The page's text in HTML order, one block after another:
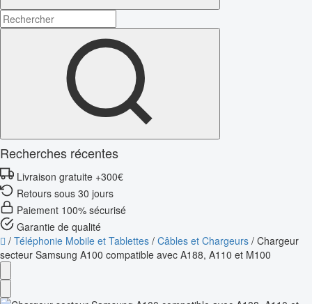
Recherches récentes
Livraison gratuite +300€
Retours sous 30 jours
Paiement 100% sécurisé
Garantie de qualité
/ Téléphonie Mobile et Tablettes / Câbles et Chargeurs / Chargeur
secteur Samsung A100 compatible avec A188, A110 et M100